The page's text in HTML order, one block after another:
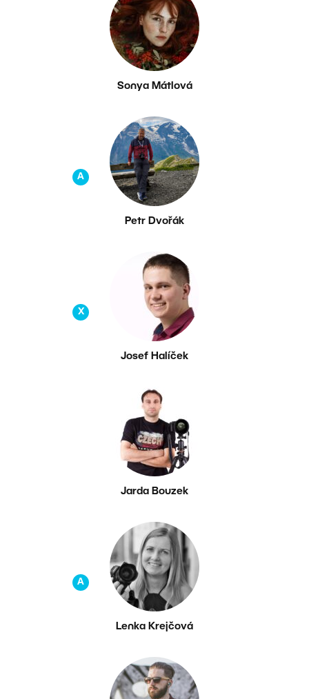
Sonya Mátlová
A
Petr Dvořák
X
Josef Halíček
Jarda Bouzek
A
Lenka Krejčová